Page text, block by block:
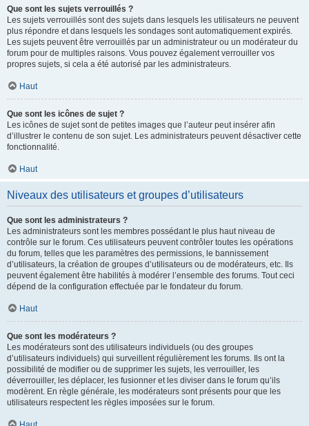
Que sont les sujets verrouillés ?
Les sujets verrouillés sont des sujets dans lesquels les utilisateurs ne peuvent
plus répondre et dans lesquels les sondages sont automatiquement expirés.
Les sujets peuvent être verrouillés par un administrateur ou un modérateur du
forum pour de multiples raisons. Vous pouvez également verrouiller vos
propres sujets, si cela a été autorisé par les administrateurs.
Haut
Que sont les icônes de sujet ?
Les icônes de sujet sont de petites images que l’auteur peut insérer afin
d’illustrer le contenu de son sujet. Les administrateurs peuvent désactiver cette
fonctionnalité.
Haut
Niveaux des utilisateurs et groupes d’utilisateurs
Que sont les administrateurs ?
Les administrateurs sont les membres possédant le plus haut niveau de
contrôle sur le forum. Ces utilisateurs peuvent contrôler toutes les opérations
du forum, telles que les paramètres des permissions, le bannissement
d’utilisateurs, la création de groupes d’utilisateurs ou de modérateurs, etc. Ils
peuvent également être habilités à modérer l’ensemble des forums. Tout ceci
dépend de la configuration effectuée par le fondateur du forum.
Haut
Que sont les modérateurs ?
Les modérateurs sont des utilisateurs individuels (ou des groupes
d’utilisateurs individuels) qui surveillent régulièrement les forums. Ils ont la
possibilité de modifier ou de supprimer les sujets, les verrouiller, les
déverrouiller, les déplacer, les fusionner et les diviser dans le forum qu’ils
modèrent. En règle générale, les modérateurs sont présents pour que les
utilisateurs respectent les règles imposées sur le forum.